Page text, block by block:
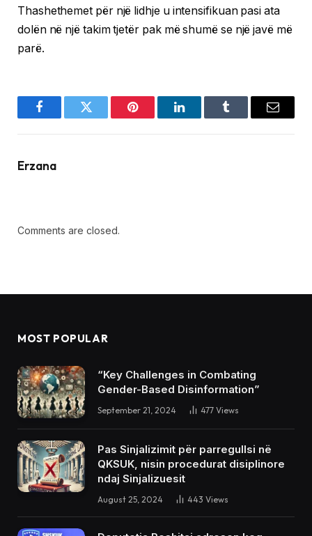
Thashethemet për një lidhje u intensifikuan pasi ata
dolën në një takim tjetër pak më shumë se një javë më
parë.
FacebookTwitter Pinterest LinkedInTumblr Email
Erzana
Comments are closed.
MOST POPULAR
“Key Challenges in Combating
Gender-Based Disinformation”
September 21, 2024 477 Views
Pas Sinjalizimit për parregullsi në
QKSUK, nisin procedurat disiplinore
ndaj Sinjalizuesit
August 25, 2024 443 Views